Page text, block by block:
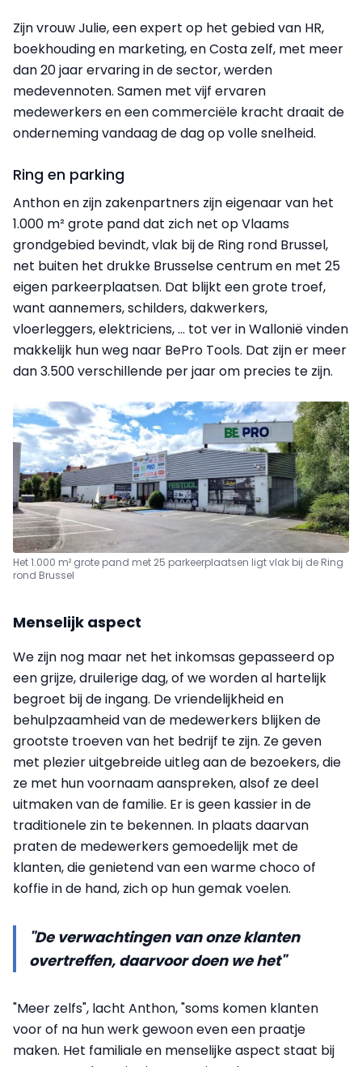
Zijn vrouw Julie, een expert op het gebied van HR,
boekhouding en marketing, en Costa zelf, met meer
dan 20 jaar ervaring in de sector, werden
medevennoten. Samen met vijf ervaren
medewerkers en een commerciële kracht draait de
onderneming vandaag de dag op volle snelheid.
Ring en parking
Anthon en zijn zakenpartners zijn eigenaar van het
1.000 m² grote pand dat zich net op Vlaams
grondgebied bevindt, vlak bij de Ring rond Brussel,
net buiten het drukke Brusselse centrum en met 25
eigen parkeerplaatsen. Dat blijkt een grote troef,
want aannemers, schilders, dakwerkers,
vloerleggers, elektriciens, … tot ver in Wallonië vinden
makkelijk hun weg naar BePro Tools. Dat zijn er meer
dan 3.500 verschillende per jaar om precies te zijn.
Het 1.000 m² grote pand met 25 parkeerplaatsen ligt vlak bij de Ring
rond Brussel
Menselijk aspect
We zijn nog maar net het inkomsas gepasseerd op
een grijze, druilerige dag, of we worden al hartelijk
begroet bij de ingang. De vriendelijkheid en
behulpzaamheid van de medewerkers blijken de
grootste troeven van het bedrijf te zijn. Ze geven
met plezier uitgebreide uitleg aan de bezoekers, die
ze met hun voornaam aanspreken, alsof ze deel
uitmaken van de familie. Er is geen kassier in de
traditionele zin te bekennen. In plaats daarvan
praten de medewerkers gemoedelijk met de
klanten, die genietend van een warme choco of
koffie in de hand, zich op hun gemak voelen.
"De verwachtingen van onze klanten
overtreffen, daarvoor doen we het"
"Meer zelfs", lacht Anthon, "soms komen klanten
voor of na hun werk gewoon even een praatje
maken. Het familiale en menselijke aspect staat bij